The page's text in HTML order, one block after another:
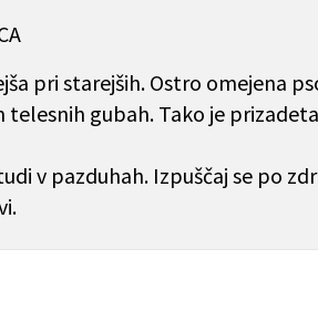
pri starejših. Ostro omejena
telesnih gubah. Tako je
v pazduhah. Izpuščaj se po